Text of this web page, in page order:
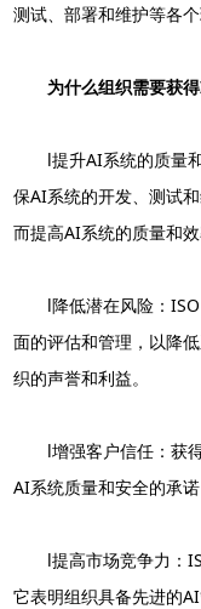
测试、部署和维护等各
为什么组织需要获得
l提升AI系统的质量和
保AI系统的开发、测试
而提高AI系统的质量和效
l降低潜在风险：ISO
面的评估和管理，以降
织的声誉和利益。
l增强客户信任：获得
AI系统质量和安全的承
l提高市场竞争力：
它表明组织具备先进的